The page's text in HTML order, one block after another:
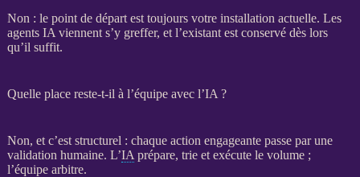
Non : le point de départ est toujours votre installation actuelle. Les
agents IA viennent s’y greffer, et l’existant est conservé dès lors
qu’il suffit.
Quelle place reste-t-il à l’équipe avec l’IA ?
Non, et c’est structurel : chaque action engageante passe par une
validation humaine. L’IA prépare, trie et exécute le volume ;
l’équipe arbitre.